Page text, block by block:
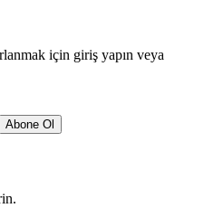
için giriş yapın veya
Abone Ol